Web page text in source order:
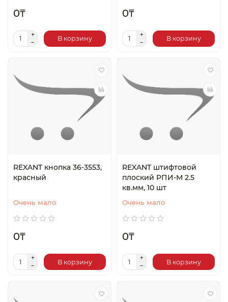
0₸
В корзину
0₸
В корзину
REXANT кнопка 36-3553,
красный
Очень мало
0₸
В корзину
REXANT штифтовой
плоский РПИ-М 2.5
кв.мм, 10 шт
Очень мало
0₸
В корзину